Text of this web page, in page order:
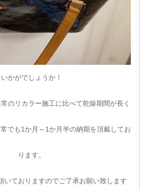
いかがでしょうか！
のリカラー施工に比べて乾燥期間が長く
でも1か月～1か月半の納期を頂戴してお
ります。
いておりますのでご了承お願い致します